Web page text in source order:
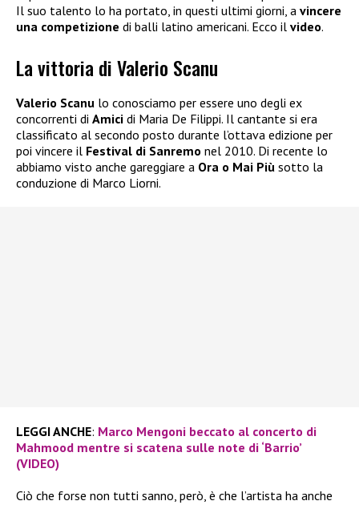
Il suo talento lo ha portato, in questi ultimi giorni, a vincere
una competizione di balli latino americani. Ecco il video.
La vittoria di Valerio Scanu
Valerio Scanu lo conosciamo per essere uno degli ex
concorrenti di Amici di Maria De Filippi. Il cantante si era
classificato al secondo posto durante l’ottava edizione per
poi vincere il Festival di Sanremo nel 2010. Di recente lo
abbiamo visto anche gareggiare a Ora o Mai Più sotto la
conduzione di Marco Liorni.
LEGGI ANCHE: Marco Mengoni beccato al concerto di
Mahmood mentre si scatena sulle note di ‘Barrio’
(VIDEO)
Ciò che forse non tutti sanno, però, è che l’artista ha anche